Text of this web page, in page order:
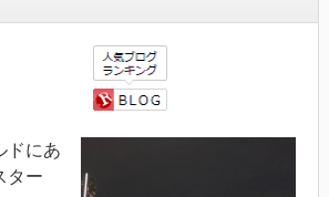
ドにあ
ター